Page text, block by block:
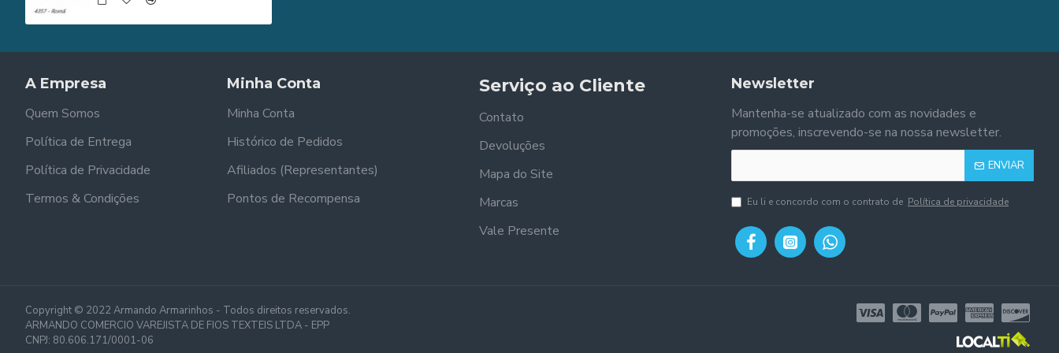
A Empresa
Quem Somos
Política de Entrega
Política de Privacidade
Termos & Condições
Minha Conta
Minha Conta
Histórico de Pedidos
Afiliados (Representantes)
Pontos de Recompensa
Serviço ao Cliente
Contato
Devoluções
Mapa do Site
Marcas
Vale Presente
Newsletter
Mantenha-se atualizado com as novidades e
promoções, inscrevendo-se na nossa newsletter.
ENVIAR
Eu li e concordo com o contrato de Política de privacidade
Copyright © 2022 Armando Armarinhos - Todos direitos reservados.
ARMANDO COMERCIO VAREJISTA DE FIOS TEXTEIS LTDA - EPP
CNPJ: 80.606.171/0001-06